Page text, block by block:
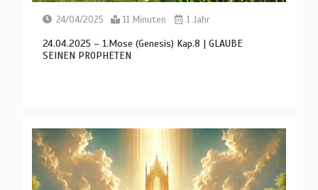
24/04/2025 11 Minuten 1 Jahr
24.04.2025 – 1.Mose (Genesis) Kap.8 | GLAUBE
SEINEN PROPHETEN